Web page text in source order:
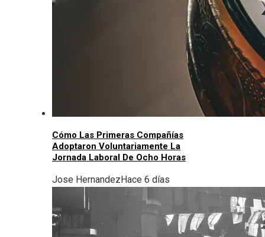
Cómo Las Primeras Compañías
Adoptaron Voluntariamente La
Jornada Laboral De Ocho Horas
Jose HernandezHace 6 días